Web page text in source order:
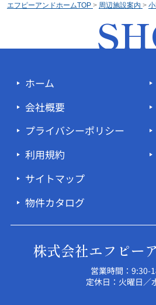
エフピーアンドホームTOP > 周辺施設案内 >
ホーム
会社概要
プライバシーポリシー
利用規約
サイトマップ
物件カタログ
株式会社エフピー
営業時間：9:30-
定休日：火曜日／